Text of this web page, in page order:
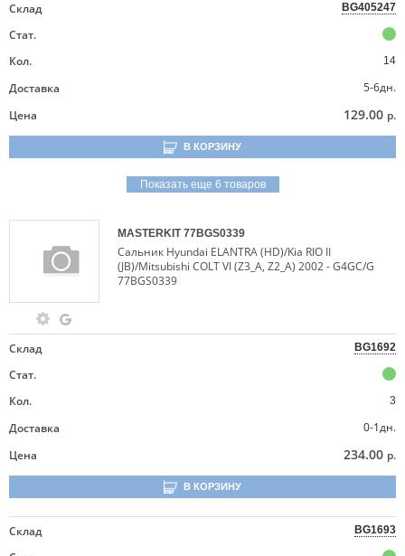
Склад BG405247
Стат.
Кол.
14
Доставка
5-6дн.
Цена
129.00 р.
В КОРЗИНУ
Показать еще 6 товаров
MASTERKIT77BGS0339
Сальник Hyundai ELANTRA (HD)/Kia RIO II
(JB)/Mitsubishi COLT VI (Z3_A, Z2_A) 2002 - G4GC/G
77BGS0339
Склад BG1692
Стат.
Кол.
3
Доставка
0-1дн.
Цена
234.00 р.
В КОРЗИНУ
Склад BG1693